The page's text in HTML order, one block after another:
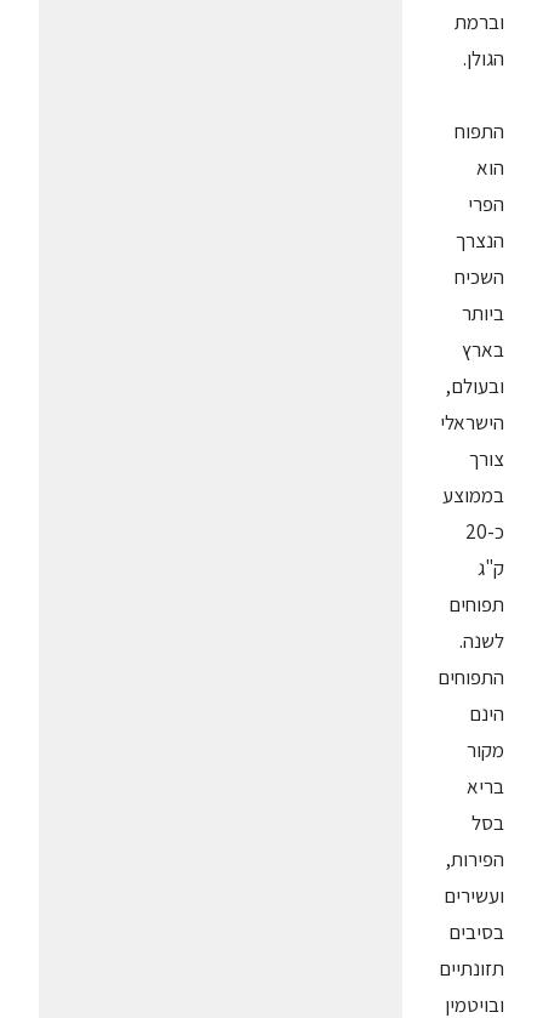
וברמת
הגולן.
התפוח
הוא
הפרי
הנצרך
השכיח
ביותר
בארץ
ובעולם,
הישראלי
צורך
בממוצע
כ-20
ק"ג
תפוחים
לשנה.
התפוחים
הינם
מקור
בריא
בסל
הפירות,
ועשירים
בסיבים
תזונתיים
ובויטמין